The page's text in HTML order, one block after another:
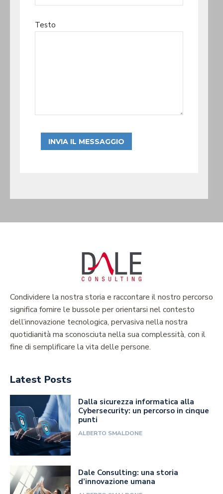
Testo
Condividere la nostra storia e raccontare il nostro percorso
significa fornire le bussole per orientarsi nel contesto
dell’innovazione tecnologica, pervasiva nella nostra
quotidianità ma sconosciuta nella sua complessità, con il
fine di semplificare la vita delle persone.
Latest Posts
Dalla sicurezza informatica alla
Cybersecurity: un percorso in cinque
punti
ALBERTO SMALDONE
Dale Consulting: una storia
d’innovazione umana